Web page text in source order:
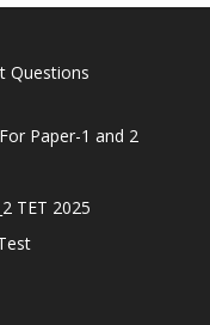
Questions
Paper-1 and 2
TET 2025